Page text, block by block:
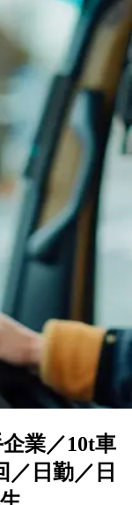
業／10t車
／日勤／日